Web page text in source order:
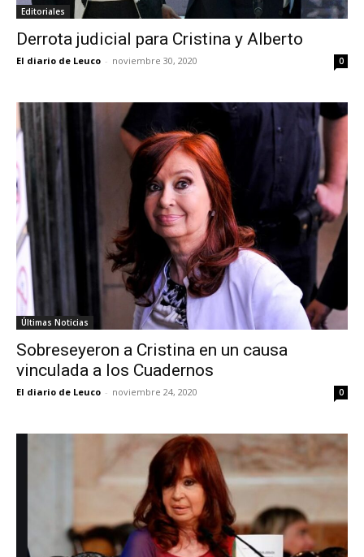
Editoriales
Derrota judicial para Cristina y Alberto
El diario de Leuco - noviembre 30, 2020 0
Últimas Noticias
Sobreseyeron a Cristina en un causa
vinculada a los Cuadernos
El diario de Leuco - noviembre 24, 2020 0